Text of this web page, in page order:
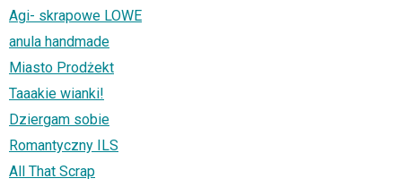
Agi- skrapowe LOWE
anula handmade
Miasto Prodżekt
Taaakie wianki!
Dziergam sobie
Romantyczny ILS
All That Scrap